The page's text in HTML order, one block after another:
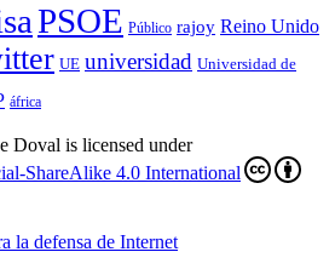
PSOE Público rajoy Reino Unido
UE universidad Universidad de
áfrica
Doval is licensed under
ShareAlike 4.0 International